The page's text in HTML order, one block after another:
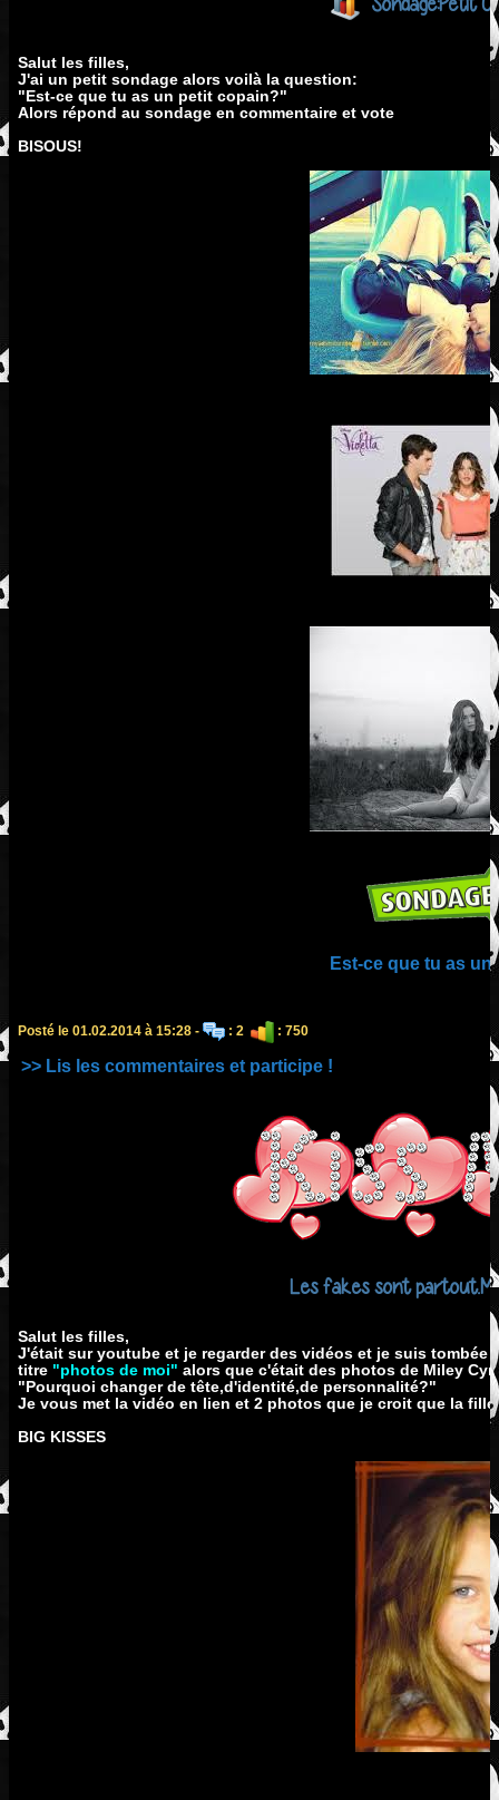
Salut les filles,
J'ai un petit sondage alors voilà la question:
"Est-ce que tu as un petit copain?"
Alors répond au sondage en commentaire et vote
BISOUS!
Est-ce que tu as
Posté le 01.02.2014 à 15:28 - : 2 : 750
>> Lis les commentaires et participe !
Les fakes sont
Salut les filles,
J'était sur youtube et je regarder des vidéos et je suis
titre "photos de moi" alors que c'était des photos de Miley
"Pourquoi changer de tête,d'identité,de personnalité?"
Je vous met la vidéo en lien et 2 photos que je croit que la
BIG KISSES